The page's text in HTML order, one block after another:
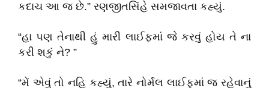
કદાચ આ જ છે.” રણજીતસિંહે સમજાવતા કહ્યું.
“હા પણ તેનાથી હું મારી લાઈફમાં જે કરવું હોય તે ના
કરી શકું ને? ”
“મેં એવું તો નહિ કહ્યું, તારે નોર્મલ લાઈફમાં જ રહેવાનું